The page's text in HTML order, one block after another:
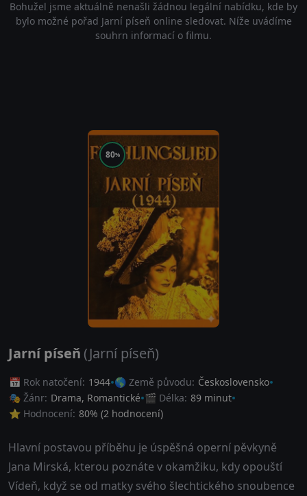
Bohužel jsme aktuálně nenašli žádnou legální nabídku, kde by
bylo možné pořad Jarní píseň online sledovat. Níže uvádíme
souhrn informací o filmu.
80%
Jarní píseň (Jarní píseň)
📅 Rok natočení: 1944 🌎 Země původu: Československo
🎭 Žánr: Drama, Romantické 🎬 Délka: 89 minut
⭐ Hodnocení: 80% (2 hodnocení)
Hlavní postavou příběhu je úspěšná operní pěvkyně
Jana Mirská, kterou poznáte v okamžiku, kdy opouští
Vídeň, když se od matky svého šlechtického snoubence